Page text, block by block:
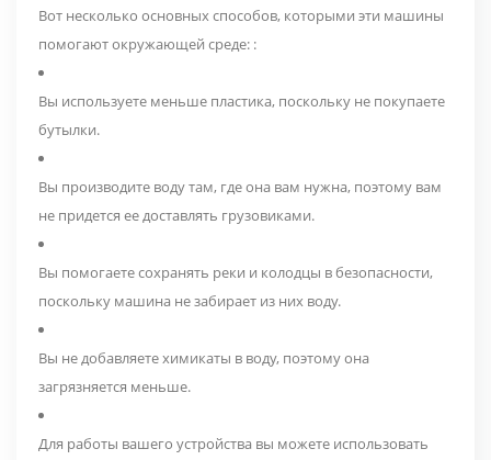
Вот несколько основных способов, которыми эти машины
помогают окружающей среде: :
Вы используете меньше пластика, поскольку не покупаете
бутылки.
Вы производите воду там, где она вам нужна, поэтому вам
не придется ее доставлять грузовиками.
Вы помогаете сохранять реки и колодцы в безопасности,
поскольку машина не забирает из них воду.
Вы не добавляете химикаты в воду, поэтому она
загрязняется меньше.
Для работы вашего устройства вы можете использовать